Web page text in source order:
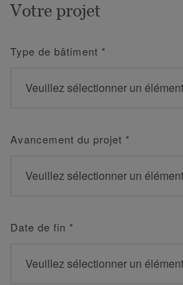
Votre projet
Type de bâtiment *
Avancement du projet *
Date de fin *